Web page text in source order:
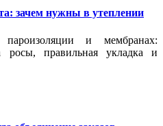
зачем нужны в утеплении
и мембранах:
росы, правильная укладка и